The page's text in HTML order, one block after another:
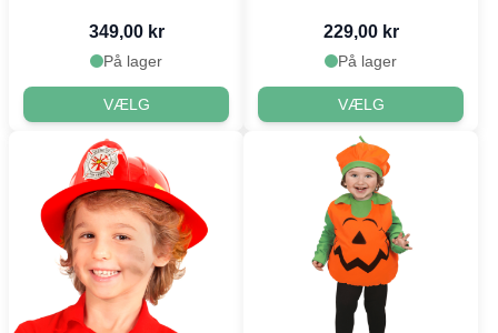
349,00 kr
På lager
VÆLG
229,00 kr
På lager
VÆLG